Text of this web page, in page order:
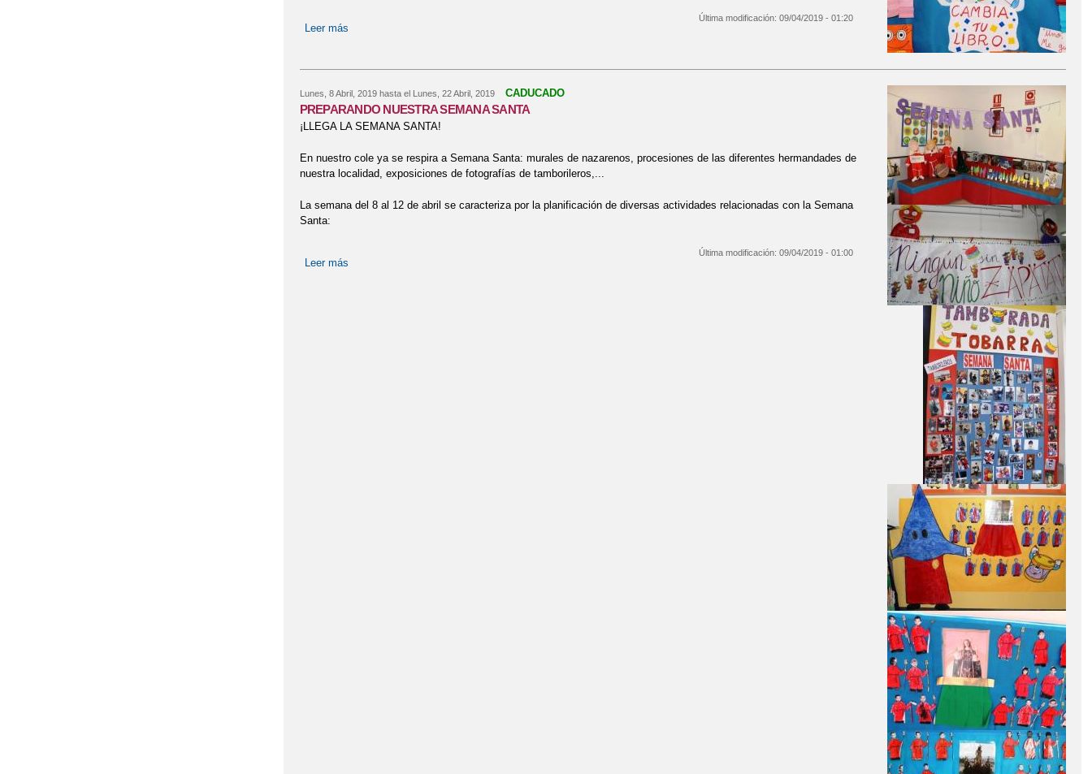
Leer más
Última modificación: 09/04/2019 - 01:20
Lunes, 8 Abril, 2019hasta el Lunes, 22 Abril, 2019 CADUCADO
PREPARANDO NUESTRA SEMANA SANTA
¡LLEGA LA SEMANA SANTA!
En nuestro cole ya se respira a Semana Santa: murales de nazarenos, procesiones de las diferentes hermandades de
nuestra localidad, exposiciones de fotografías de tamborileros,...
La semana del 8 al 12 de abril se caracteriza por la planificación de diversas actividades relacionadas con la Semana
Santa:
Leer más
Última modificación: 09/04/2019 - 01:00